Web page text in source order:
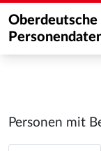
Oberdeutsche
Personen mit